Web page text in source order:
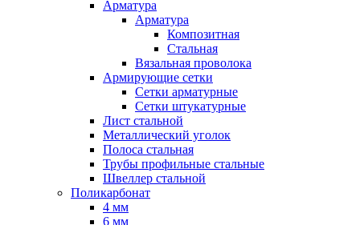
Арматура
Арматура
Композитная
Стальная
Вязальная проволока
Армирующие сетки
Сетки арматурные
Сетки штукатурные
Лист стальной
Металлический уголок
Полоса стальная
Трубы профильные стальные
Швеллер стальной
Поликарбонат
4 мм
6 мм